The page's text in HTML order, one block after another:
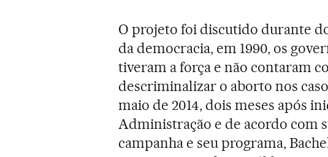
O projeto foi discutido durante
da democracia, em 1990, os
tiveram a força e não contaram
descriminalizar o aborto nos
maio de 2014, dois meses após
Administração e de acordo com
campanha e seu programa,